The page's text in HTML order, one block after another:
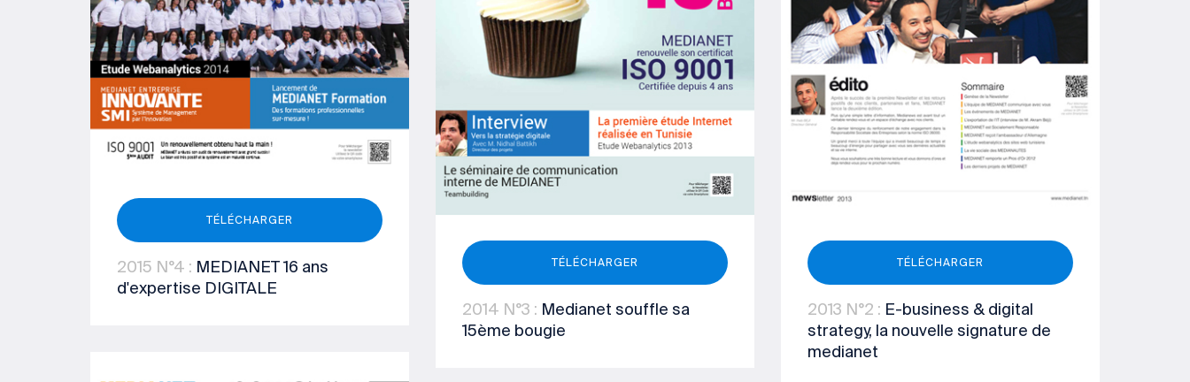
TÉLÉCHARGER
2015 N°4 : MEDIANET 16 ans
d'expertise DIGITALE
TÉLÉCHARGER
2014 N°3 : Medianet souffle sa
15ème bougie
TÉLÉCHARGER
2013 N°2 : E-business & digital
strategy, la nouvelle signature de
medianet